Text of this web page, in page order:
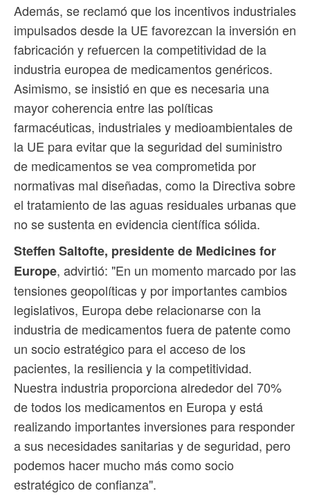
Además, se reclamó que los incentivos industriales
impulsados desde la UE favorezcan la inversión en
fabricación y refuercen la competitividad de la
industria europea de medicamentos genéricos.
Asimismo, se insistió en que es necesaria una
mayor coherencia entre las políticas
farmacéuticas, industriales y medioambientales de
la UE para evitar que la seguridad del suministro
de medicamentos se vea comprometida por
normativas mal diseñadas, como la Directiva sobre
el tratamiento de las aguas residuales urbanas que
no se sustenta en evidencia científica sólida.
Steffen Saltofte, presidente de Medicines for
Europe, advirtió: "En un momento marcado por las
tensiones geopolíticas y por importantes cambios
legislativos, Europa debe relacionarse con la
industria de medicamentos fuera de patente como
un socio estratégico para el acceso de los
pacientes, la resiliencia y la competitividad.
Nuestra industria proporciona alrededor del 70%
de todos los medicamentos en Europa y está
realizando importantes inversiones para responder
a sus necesidades sanitarias y de seguridad, pero
podemos hacer mucho más como socio
estratégico de confianza".